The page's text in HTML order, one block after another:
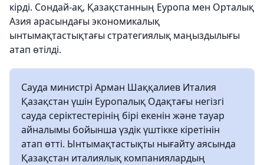
кірді. Сондай-ақ, Қазақстанның Еуропа мен Орталық
Азия арасындағы экономикалық
ынтымақтастықтағы стратегиялық маңыздылығы
атап өтілді.
Сауда министрі Арман Шаққалиев Италия
Қазақстан үшін Еуропалық Одақтағы негізгі
сауда серіктестерінің бірі екенін және тауар
айналымы бойынша үздік үштікке кіретінін
атап өтті. Ынтымақтастықты нығайту аясында
Қазақстан италиялық компаниялардың